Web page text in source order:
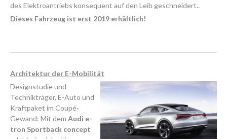
des Elektroantriebs konsequent auf den Leib geschneidert..
Dieses Fahrzeug ist erst 2019 erhältlich!
Architektur der E-Mobilität
Designstudie und
Technikträger, E-Auto und
Kraftpaket im Coupé-
Gewand: Mit dem Audi e-
tron Sportback concept